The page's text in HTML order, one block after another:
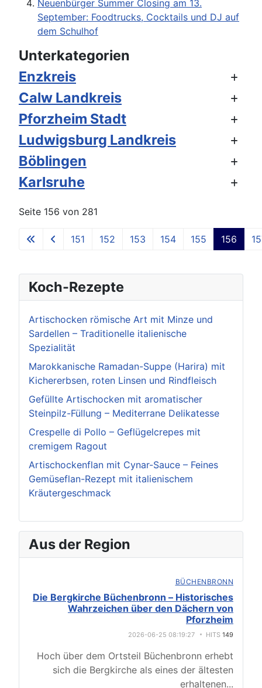
Neuenbürger Summer Closing am 13.
September: Foodtrucks, Cocktails und DJ auf
dem Schulhof
Unterkategorien
Enzkreis
Calw Landkreis
Pforzheim Stadt
Ludwigsburg Landkreis
Böblingen
Karlsruhe
Seite 156 von 281
151 152 153 154 155 156
Koch-Rezepte
Artischocken römische Art mit Minze und
Sardellen – Traditionelle italienische
Spezialität
Marokkanische Ramadan-Suppe (Harira) mit
Kichererbsen, roten Linsen und Rindfleisch
Gefüllte Artischocken mit aromatischer
Steinpilz-Füllung – Mediterrane Delikatesse
Crespelle di Pollo – Geflügelcrepes mit
cremigem Ragout
Artischockenflan mit Cynar-Sauce – Feines
Gemüseflan-Rezept mit italienischem
Kräutergeschmack
Aus der Region
BÜCHENBRONN
Die Bergkirche Büchenbronn – Historisches
Wahrzeichen über den Dächern von
Pforzheim
2026-06-25 08:19:27 HITS 149
Hoch über dem Ortsteil Büchenbronn erhebt
sich die Bergkirche als eines der ältesten
erhaltenen...